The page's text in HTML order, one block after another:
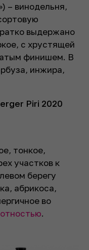
– винодельня,
выдержано
с хрустящей
финишем. В
инжира,
Piri 2020
тонкое,
участков к
берегу
абрикоса,
во
.